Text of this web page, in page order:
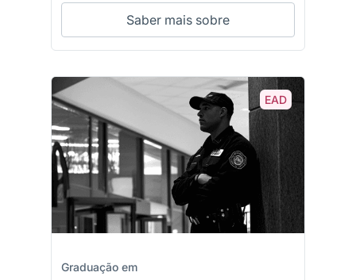
Saber mais sobre
EAD
Graduação em